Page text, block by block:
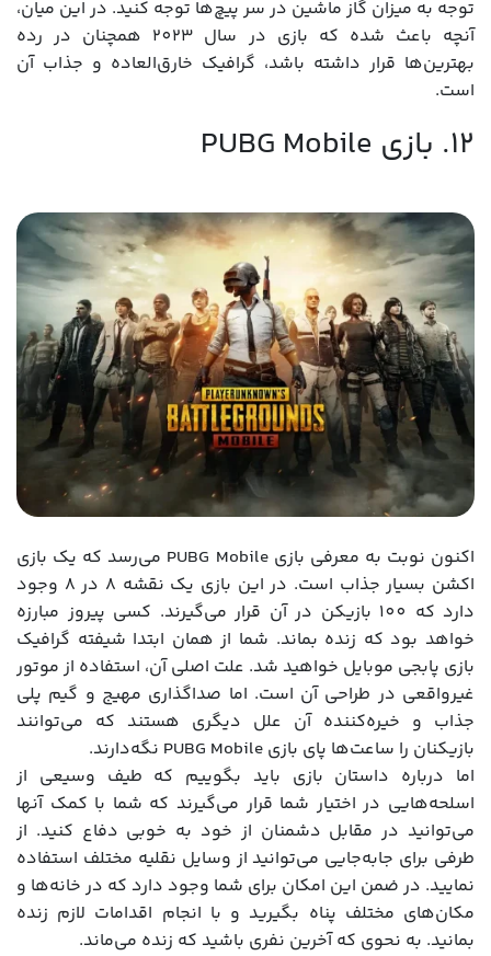
توجه به میزان گاز ماشین در سر پیچ‌ها توجه کنید. در این میان،
آنچه باعث شده که بازی در سال 2023 همچنان در رده
بهترین‌ها قرار داشته باشد، گرافیک خارق‌العاده و جذاب آن
است.
12. بازی PUBG Mobile
اکنون نوبت به معرفی بازی PUBG Mobile می‌رسد که یک بازی
اکشن بسیار جذاب است. در این بازی یک نقشه 8 در 8 وجود
دارد که 100 بازیکن در آن قرار می‌گیرند. کسی پیروز مبارزه
خواهد بود که زنده بماند. شما از همان ابتدا شیفته گرافیک
بازی پابجی موبایل خواهید شد. علت اصلی آن، استفاده از موتور
غیرواقعی در طراحی آن است. اما صداگذاری مهیج و گیم پلی
جذاب و خیره‌کننده آن علل دیگری هستند که می‌توانند
بازیکنان را ساعت‌ها پای بازی PUBG Mobile نگه‌دارند.
اما درباره داستان بازی باید بگوییم که طیف وسیعی از
اسلحه‌هایی در اختیار شما قرار می‌گیرند که شما با کمک آنها
می‌توانید در مقابل دشمنان از خود به خوبی دفاع کنید. از
طرفی برای جابه‌جایی می‌توانید از وسایل نقلیه مختلف استفاده
نمایید. در ضمن این امکان برای شما وجود دارد که در خانه‌ها و
مکان‌های مختلف پناه بگیرید و با انجام اقدامات لازم زنده
بمانید. به نحوی که آخرین نفری باشید که زنده می‌ماند.